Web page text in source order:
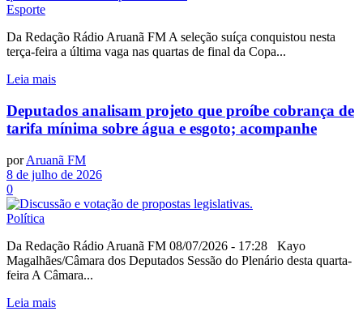
Esporte
Da Redação Rádio Aruanã FM A seleção suíça conquistou nesta
terça-feira a última vaga nas quartas de final da Copa...
Leia mais
Deputados analisam projeto que proíbe cobrança de
tarifa mínima sobre água e esgoto; acompanhe
por Aruanã FM
8 de julho de 2026
0
Política
Da Redação Rádio Aruanã FM 08/07/2026 - 17:28 Kayo
Magalhães/Câmara dos Deputados Sessão do Plenário desta quarta-
feira A Câmara...
Leia mais